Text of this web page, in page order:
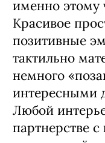
именно этому
Красивое
позитивные
тактильно
немного
интересными
Любой
партнерстве